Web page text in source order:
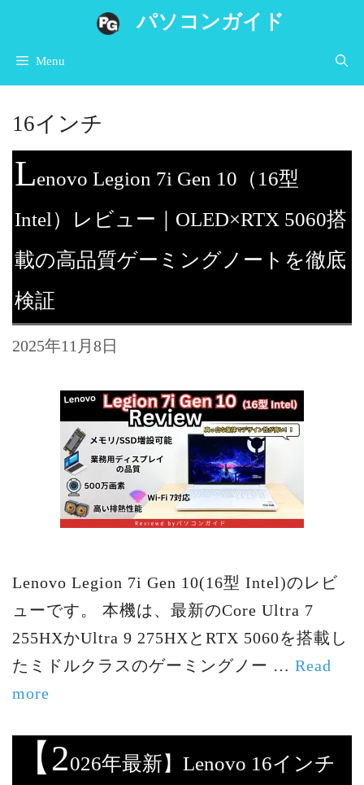
ツ
へ
プ
パソコンガイド
Menu
16インチ
Lenovo Legion 7i Gen 10（16型
Intel）レビュー｜OLED×RTX 5060搭
載の高品質ゲーミングノートを徹底
検証
2025年11月8日
Lenovo Legion 7i Gen 10(16型 Intel)のレビ
ューです。 本機は、最新のCore Ultra 7
255HXかUltra 9 275HXとRTX 5060を搭載し
たミドルクラスのゲーミングノー … Read
more
【2026年最新】Lenovo 16インチ